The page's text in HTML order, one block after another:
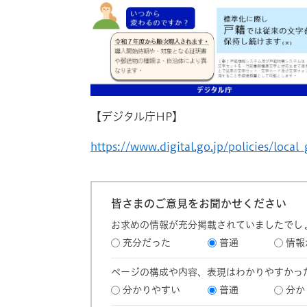
【デジタル庁HP】
https://www.digital.go.jp/policies/
皆さまのご意見をお聞かせください
お求めの情報が充分掲載されていましたでし
充分だった
普通 情報
ページの構成や内容、表現はわかりやすかっ
分かりやすい
普通 分か